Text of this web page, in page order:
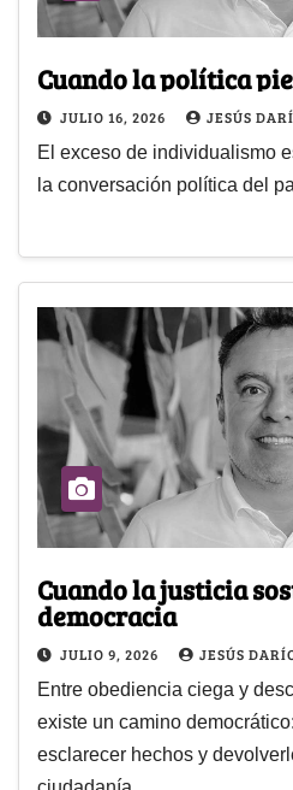
Cuando la política
JULIO 16, 2026 JESÚS
El exceso de individualismo
la conversación política del
Cuando la justicia
democracia
JULIO 9, 2026 JESÚS
Entre obediencia ciega y
existe un camino
esclarecer hechos y